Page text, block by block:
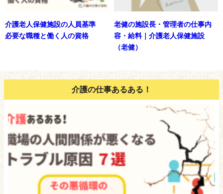
介護老人保健施設の人員基準
必要な職種と働く人の資格
老健の施設長・管理者の仕事内
容・給料｜介護老人保健施設
（老健）
介護の仕事あるある！